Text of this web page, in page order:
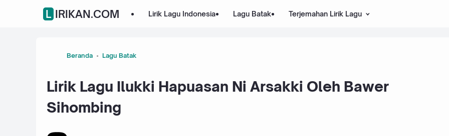
LIRIKAN.COM Lirik Lagu Indonesia Lagu Batak Terjemahan Lirik Lagu
Beranda Lagu Batak
Lirik Lagu Ilukki Hapuasan Ni Arsakki Oleh Bawer
Sihombing